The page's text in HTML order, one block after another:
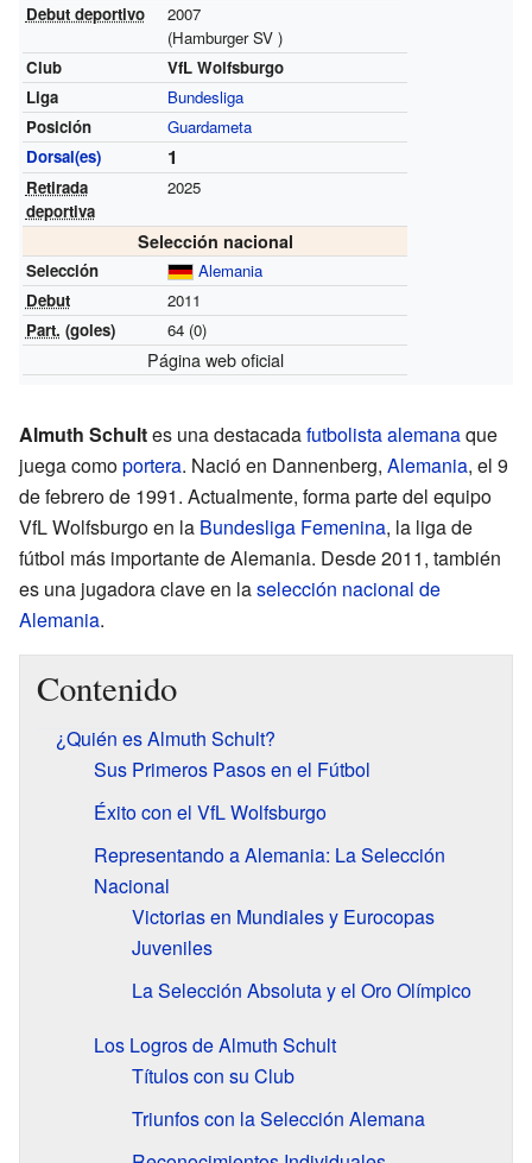
Debut deportivo
2007
(Hamburger SV )
Club
VfL Wolfsburgo
Liga
Bundesliga
Posición
Guardameta
Dorsal(es)
1
Retirada
deportiva
2025
Selección nacional
Selección
Alemania
Debut
2011
Part. (goles) 64 (0)
Página web oficial
Almuth Schultes una destacadafutbolistaalemanaque
juega comoportera. Nació en Dannenberg, Alemania, el 9
de febrero de 1991. Actualmente, forma parte del equipo
VfL Wolfsburgo en la Bundesliga Femenina, la liga de
fútbol más importante de Alemania. Desde 2011, también
es una jugadora clave en laselección nacional de
Alemania.
Contenido
¿Quién es Almuth Schult?
Sus Primeros Pasos en el Fútbol
Éxito con el VfL Wolfsburgo
Representando a Alemania: La Selección
Nacional
Victorias en Mundiales y Eurocopas
Juveniles
La Selección Absoluta y el Oro Olímpico
Los Logros de Almuth Schult
Títulos con su Club
Triunfos con la Selección Alemana